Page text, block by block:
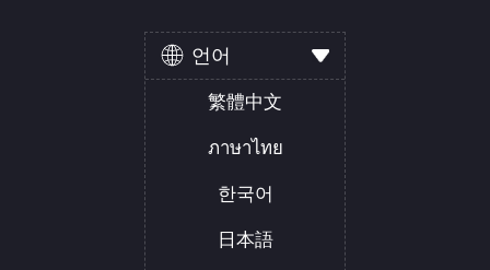
언어
繁體中文
ภาษาไทย
한국어
日本語